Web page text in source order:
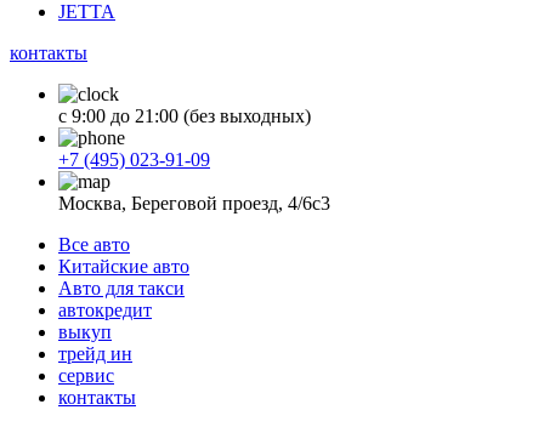
JETTA
контакты
с 9:00 до 21:00 (без выходных)
+7 (495) 023-91-09
Москва, Береговой проезд, 4/6с3
Все авто
Китайские авто
Авто для такси
автокредит
выкуп
трейд ин
сервис
контакты